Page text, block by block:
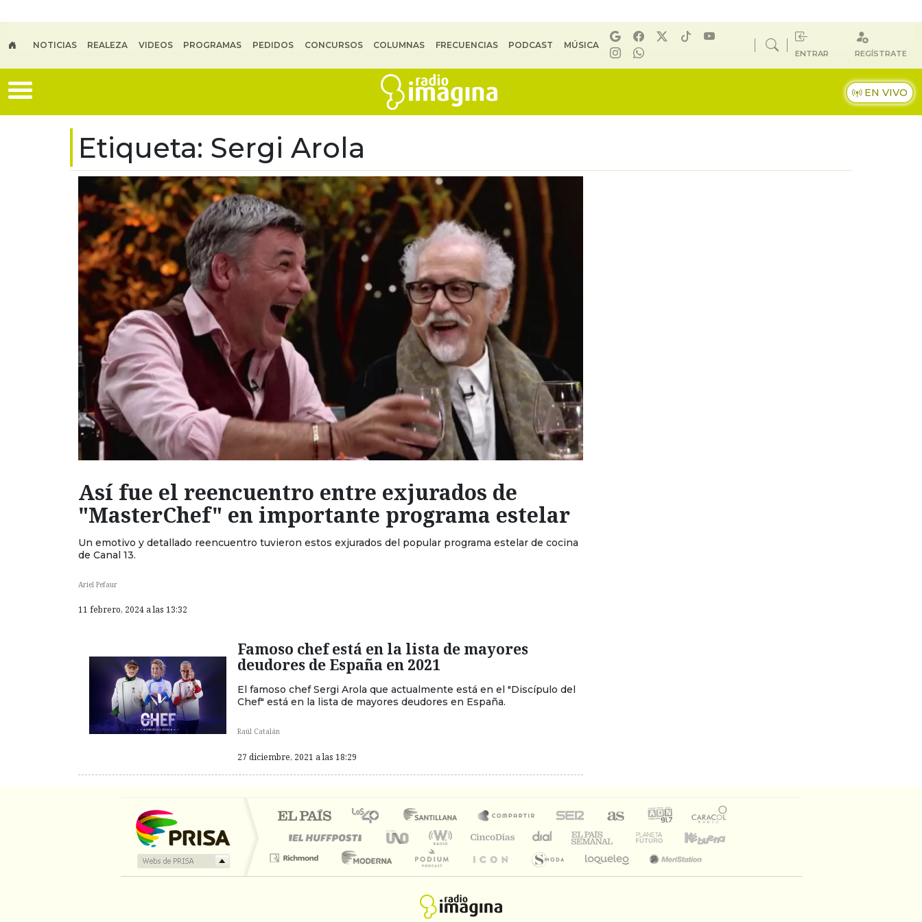
NOTICIAS REALEZA VIDEOS PROGRAMAS PEDIDOS CONCURSOS COLUMNAS FRECUENCIAS PODCAST MÚSICA
ENTRAR REGÍSTRATE
EN VIVO
Etiqueta: Sergi Arola
Así fue el reencuentro entre exjurados de
"MasterChef" en importante programa estelar
Un emotivo y detallado reencuentro tuvieron estos exjurados del popular programa estelar de cocina
de Canal 13.
Ariel Pefaur
11 febrero, 2024 a las 13:32
Famoso chef está en la lista de mayores
deudores de España en 2021
El famoso chef Sergi Arola que actualmente está en el "Discípulo del
Chef" está en la lista de mayores deudores en España.
Raúl Catalán
27 diciembre, 2021 a las 18:29